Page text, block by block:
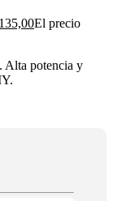
135,00El precio
Alta potencia y